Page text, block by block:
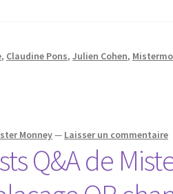
, Claudine Pons,Julien Cohen,
Monney— Laisser un commentaire
Q&A de